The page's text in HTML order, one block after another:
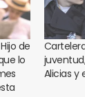
de
lo
Alicias y